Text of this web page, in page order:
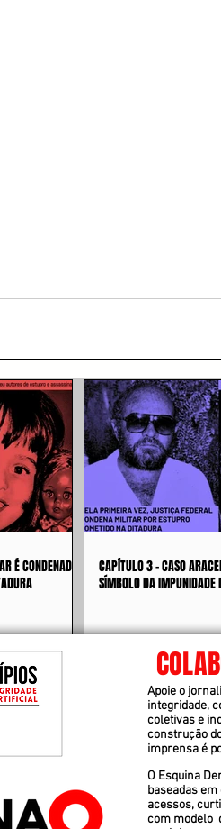
É CONDENADO
CAPÍTULO 3 - CASO
SÍMBOLO DA IMPUNIDADE
Apoie o
integridade,
coletivas e
construção
imprensa é
O Esquina
baseadas
acessos,
com modelo